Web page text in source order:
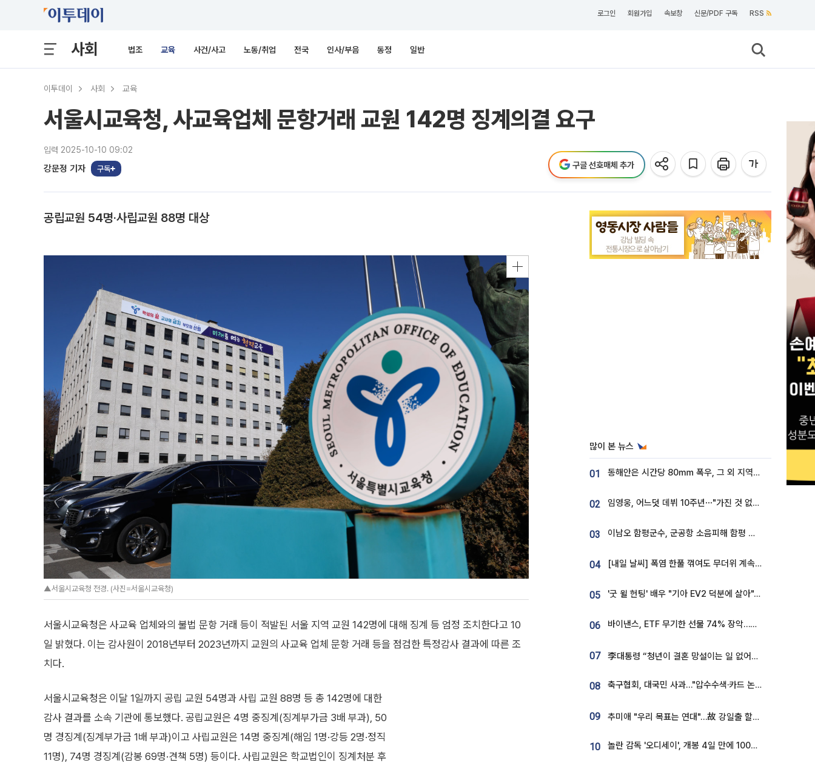
로그인 회원가입 속보창 신문/PDF 구독 RSS
사회 법조 교육 사건/사고 노동/취업 전국 인사/부음 동정 일반
이투데이 사회 교육
서울시교육청, 사교육업체 문항거래 교원 142명 징계의결 요구
입력 2025-10-10 09:02
강문정 기자 구독 구글 선호매체 추가
공립교원 54명·사립교원 88명 대상
▲서울시교육청 전경. (사진=서울시교육청)
서울시교육청은 사교육 업체와의 불법 문항 거래 등이 적발된 서울 지역 교원 142명에 대해 징계 등 엄정 조치한다고 10
일 밝혔다. 이는 감사원이 2018년부터 2023년까지 교원의 사교육 업체 문항 거래 등을 점검한 특정감사 결과에 따른 조
치다.
서울시교육청은 이달 1일까지 공립 교원 54명과 사립 교원 88명 등 총 142명에 대한
감사 결과를 소속 기관에 통보했다. 공립교원은 4명 중징계(징계부가금 3배 부과), 50
명 경징계(징계부가금 1배 부과)이고 사립교원은 14명 중징계(해임 1명·강등 2명·정직
11명), 74명 경징계(감봉 69명·견책 5명) 등이다. 사립교원은 학교법인이 징계처분 후
많이 본 뉴스
01 동해안은 시간당 80㎜ 폭우, 그 외 지역은 폭염…‘극과 극 날씨’
02 임영웅, 어느덧 데뷔 10주년⋯"가진 것 없던 시절, 내 앞엔 20명의 팬뿐"
03 이남오 함평군수, 군공항 소음피해 함평 보상 요구
04 [내일 날씨] 폭염 한풀 꺾여도 무더위 계속⋯동해안 이틀 연속 비
05 '굿 윌 헌팅' 배우 "기아 EV2 덕분에 살아"…교통사고 후 안전성 극찬
06 바이낸스, ETF 무기한 선물 74% 장악…한국 레버리지 ETF 거래 급증 [e가상자산]
07 李대통령 “청년이 결혼 망설이는 일 없어야...제도상 불이익 조사”
08 축구협회, 대국민 사과…"압수수색·카드 논란 사죄, 강도 높은 쇄신"
09 추미애 "우리 목표는 연대"…故 강일출 할머니 흉상 제막
10 놀란 감독 '오디세이', 개봉 4일 만에 100만 돌파⋯'왕사남' 보다 빠르다